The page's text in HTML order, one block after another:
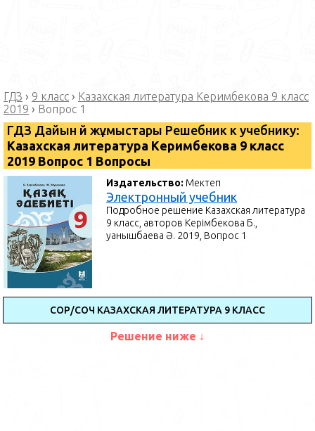
ГДЗ › 9 класс › Казахская литература Керимбекова 9 класс
2019 › Вопрос 1
ГДЗ Дайын үй жұмыстары Решебник к учебнику:
Казахская литература Керимбекова 9 класс
2019 Вопрос 1 Вопросы
Издательство: Мектеп
Электронный учебник
Подробное решение Казахская литература
9 класс, авторов Керімбекова Б.,
Қуанышбаева Ә. 2019, Вопрос 1
СОР/СОЧ КАЗАХСКАЯ ЛИТЕРАТУРА 9 КЛАСС
Решение ниже ↓